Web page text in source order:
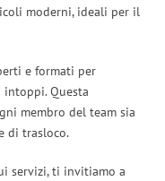
moderni, ideali per il
e formati per
intoppi. Questa
membro del team sia
di trasloco.
servizi, ti invitiamo a